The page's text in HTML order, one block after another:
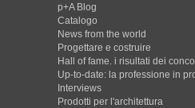
p+A Blog
Catalogo
News from the world
Progettare e costruire
Hall of fame. i risultati dei
Up-to-date: la professione in
Interviews
Prodotti per l'architettura